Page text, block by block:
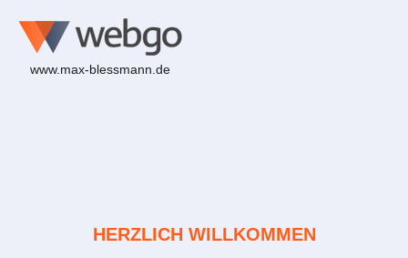
www.max-blessmann.de
HERZLICH WILLKOMMEN